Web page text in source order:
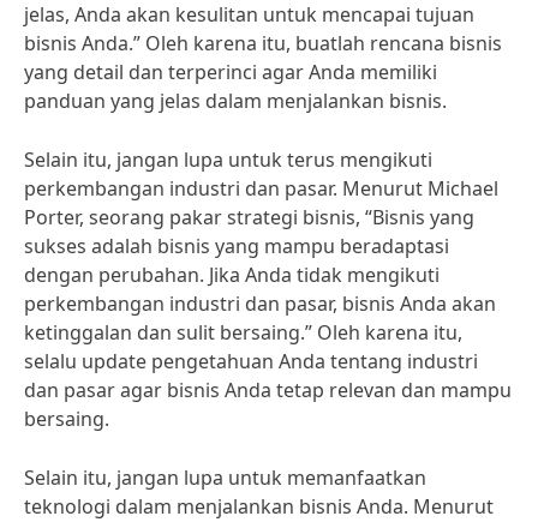
jelas, Anda akan kesulitan untuk mencapai tujuan
bisnis Anda.” Oleh karena itu, buatlah rencana bisnis
yang detail dan terperinci agar Anda memiliki
panduan yang jelas dalam menjalankan bisnis.
Selain itu, jangan lupa untuk terus mengikuti
perkembangan industri dan pasar. Menurut Michael
Porter, seorang pakar strategi bisnis, “Bisnis yang
sukses adalah bisnis yang mampu beradaptasi
dengan perubahan. Jika Anda tidak mengikuti
perkembangan industri dan pasar, bisnis Anda akan
ketinggalan dan sulit bersaing.” Oleh karena itu,
selalu update pengetahuan Anda tentang industri
dan pasar agar bisnis Anda tetap relevan dan mampu
bersaing.
Selain itu, jangan lupa untuk memanfaatkan
teknologi dalam menjalankan bisnis Anda. Menurut